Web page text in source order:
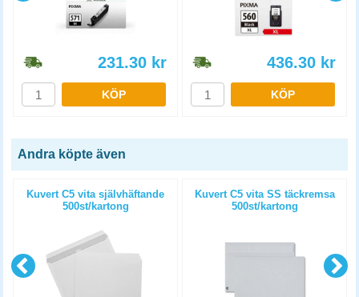
231.30 kr
KÖP
436.30 kr
KÖP
Andra köpte även
Kuvert C5 vita självhäftande
500st/kartong
Kuvert C5 vita SS täckremsa
500st/kartong